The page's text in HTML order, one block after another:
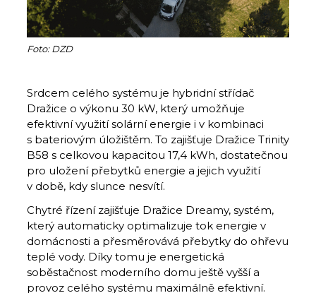
Foto: DZD
Srdcem celého systému je hybridní střídač
Dražice o výkonu 30 kW, který umožňuje
efektivní využití solární energie i v kombinaci
s bateriovým úložištěm. To zajišťuje Dražice Trinity
B58 s celkovou kapacitou 17,4 kWh, ­dostatečnou
pro uložení přebytků energie a jejich využití
v době, kdy slunce nesvítí.
Chytré řízení zajišťuje Dražice Drea­my, systém,
který automaticky optimalizuje tok energie v
domácnosti a přesměrovává přebytky do ohřevu
teplé vody. Díky tomu je energetická
soběstačnost moderního domu ještě vyšší a
provoz celého systému maximálně efektivní.